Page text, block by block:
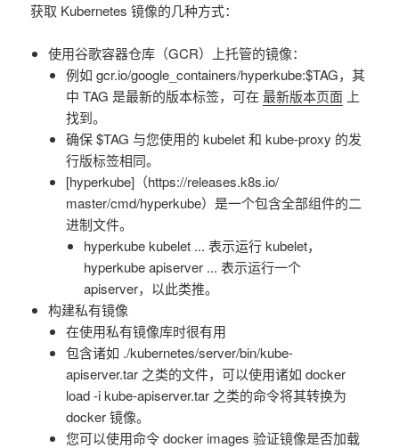
获取 Kubernetes 镜像的几种方式：
使用谷歌容器仓库（GCR）上托管的镜像：
例如 gcr.io/google_containers/hyperkube:$TAG，其
中 TAG 是最新的版本标签，可在最新版本页面 上
找到。
确保 $TAG 与您使用的 kubelet 和 kube-proxy 的发
行版标签相同。
[hyperkube]（https://releases.k8s.io/
master/cmd/hyperkube）是一个包含全部组件的二
进制文件。
hyperkube kubelet ... 表示运行 kubelet，
hyperkube apiserver ... 表示运行一个
apiserver，以此类推。
构建私有镜像
在使用私有镜像库时很有用
包含诸如 ./kubernetes/server/bin/kube-
apiserver.tar 之类的文件，可以使用诸如 docker
load -i kube-apiserver.tar 之类的命令将其转换为
docker 镜像。
您可以使用命令 docker images 验证镜像是否加载